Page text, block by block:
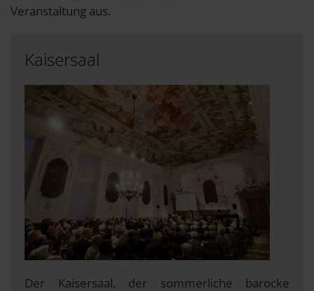
Veranstaltung aus.
Kaisersaal
Der Kaisersaal, der sommerliche barocke